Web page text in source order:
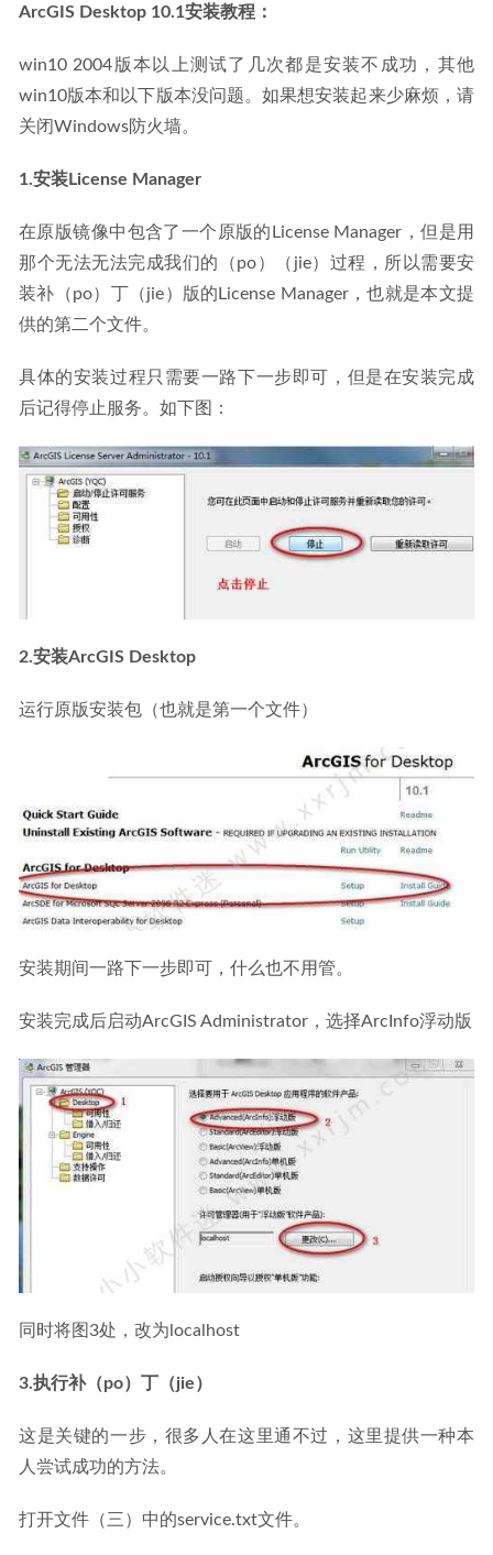
ArcGIS Desktop 10.1安装教程：
win10 2004版本以上测试了几次都是安装不成功，其他
win10版本和以下版本没问题。如果想安装起来少麻烦，请
关闭Windows防火墙。
1.安装License Manager
在原版镜像中包含了一个原版的License Manager，但是用
那个无法无法完成我们的（po）（jie）过程，所以需要安
装补（po）丁（jie）版的License Manager，也就是本文提
供的第二个文件。
具体的安装过程只需要一路下一步即可，但是在安装完成
后记得停止服务。如下图：
2.安装ArcGIS Desktop
运行原版安装包（也就是第一个文件）
安装期间一路下一步即可，什么也不用管。
安装完成后启动ArcGIS Administrator，选择ArcInfo浮动版
同时将图3处，改为localhost
3.执行补（po）丁（jie）
这是关键的一步，很多人在这里通不过，这里提供一种本
人尝试成功的方法。
打开文件（三）中的service.txt文件。